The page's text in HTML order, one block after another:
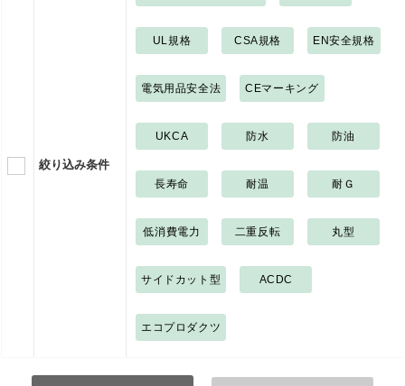
絞り込み条件
UL規格 CSA規格 EN安全規格
電気用品安全法 CEマーキング
UKCA 防水 防油
長寿命 耐温 耐Ｇ
低消費電力 二重反転 丸型
サイドカット型 ACDC
エコプロダクツ